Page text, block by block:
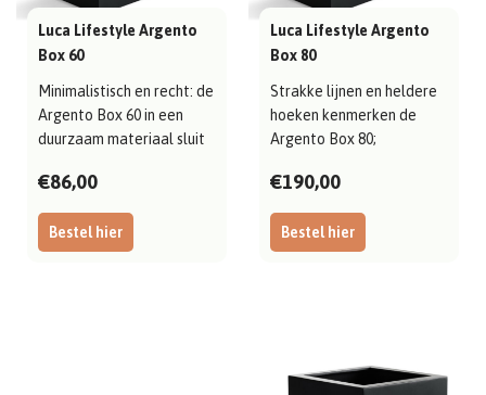
Luca Lifestyle Argento
Box 60
Minimalistisch en recht: de
Argento Box 60 in een
duurzaam materiaal sluit
Bestel hier
€86,00
Luca Lifestyle Argento
Box 80
Strakke lijnen en heldere
hoeken kenmerken de
Argento Box 80;
Bestel hier
€190,00